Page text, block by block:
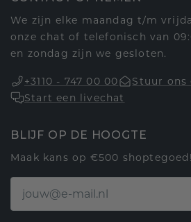
We zijn elke maandag t/m
onze chat of telefonisch van
en zondag zijn we gesloten.
+3110 - 747 00 00
Stuur ons
Start een livechat
BLIJF OP DE HOOGTE
Maak kans op €500 shoptegoed!